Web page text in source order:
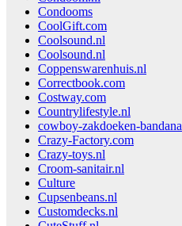
Condooms
CoolGift.com
Coolsound.nl
Coolsound.nl
Coppenswarenhuis.nl
Correctbook.com
Costway.com
Countrylifestyle.nl
cowboy-zakdoeken-bandana
Crazy-Factory.com
Crazy-toys.nl
Croom-sanitair.nl
Culture
Cupsenbeans.nl
Customdecks.nl